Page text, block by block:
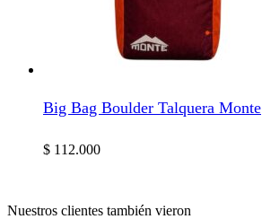
Big Bag Boulder Talquera Monte
$ 112.000
Nuestros clientes también vieron